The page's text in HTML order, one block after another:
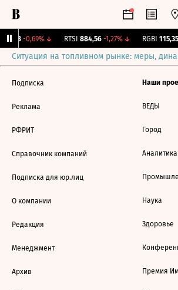
-0,69%↓ RTSI 884,56 -1,27%↓ RGBI 115,35
Ситуация на топливном рынке: меры,
Подписка
Реклама
РФРИТ
Справочник компаний
Подписка для юр.лиц
О компании
Редакция
Менеджмент
Архив
Наши
ВЕДЫ
Город
Аналитика
Наука
Здоровье
Премия